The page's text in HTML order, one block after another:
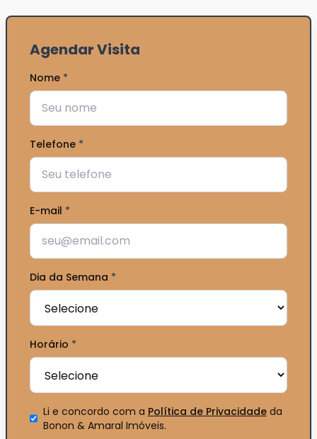
Agendar Visita
Nome *
Telefone *
E-mail *
Dia da Semana *
Horário *
Li e concordo com a Política de Privacidadeda
Bonon & Amaral Imóveis.